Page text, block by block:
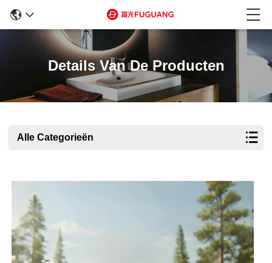
Details Van De Producten
Alle Categorieën